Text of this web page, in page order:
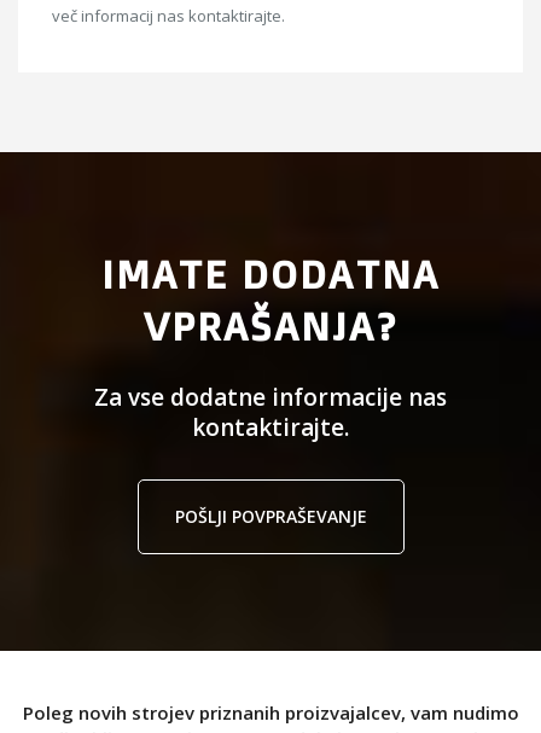
več informacij nas kontaktirajte.
IMATE DODATNA
VPRAŠANJA?
Za vse dodatne informacije nas
kontaktirajte.
POŠLJI POVPRAŠEVANJE
Poleg novih strojev priznanih proizvajalcev, vam nudimo